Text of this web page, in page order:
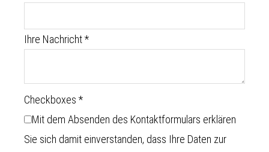
Ihre Nachricht*
Checkboxes *
Mit dem Absenden des Kontaktformulars erklären
Sie sich damit einverstanden, dass Ihre Daten zur